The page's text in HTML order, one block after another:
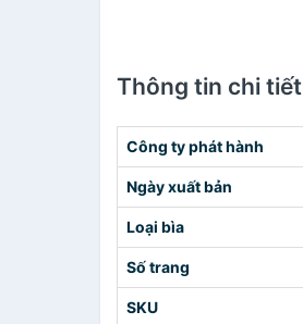
Thông tin chi tiết
Công ty phát hành
Ngày xuất bản
Loại bìa
Số trang
SKU